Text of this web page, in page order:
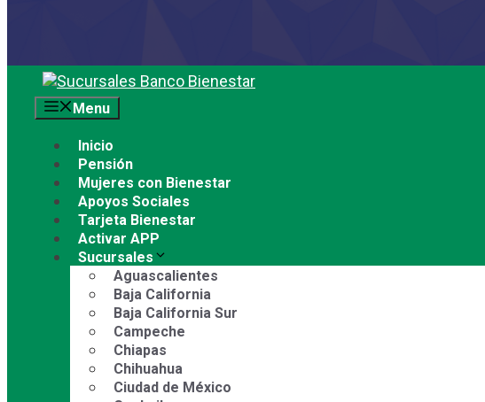
Saltar
contenidoMenu
Inicio
Pensión
Mujeres con Bienestar
Apoyos Sociales
Tarjeta Bienestar
Activar APP
Sucursales
Aguascalientes
Baja California
Baja California Sur
Campeche
Chiapas
Chihuahua
Ciudad de México